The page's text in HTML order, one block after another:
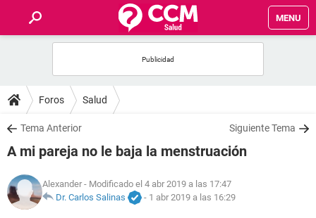
MENU
FOROS
SALUD
FAMILIA
NUTRICIÓN
Foros Salud
Tema Anterior Siguiente Tema
A mi pareja no le baja la menstruación
Alexander - Modificado el 4 abr 2019 a las 17:47
Dr. Carlos Salinas
- 1 abr 2019 a las 16:29